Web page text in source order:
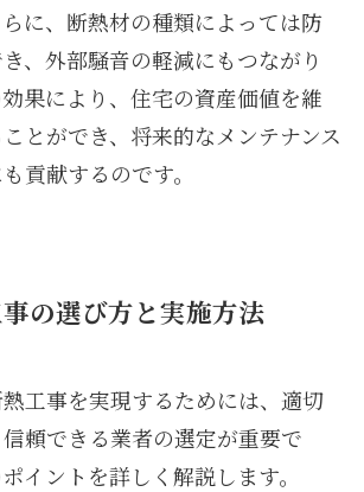
に、断熱材の種類によっては防
、外部騒音の軽減にもつながり
果により、住宅の資産価値を維
とができ、将来的なメンテナンス
貢献するのです。
の選び方と実施方法
工事を実現するためには、適切
頼できる業者の選定が重要で
イントを詳しく解説します。